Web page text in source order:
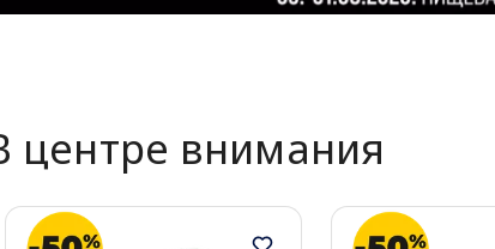
центре внимания